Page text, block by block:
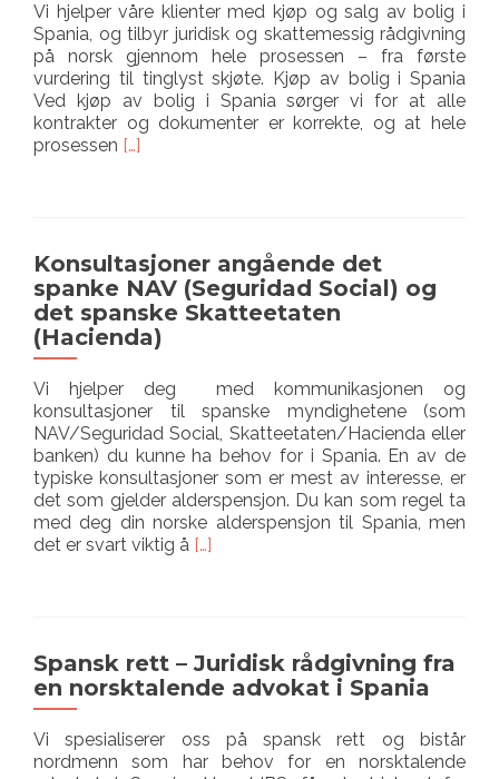
Vi hjelper våre klienter med kjøp og salg av bolig i
Spania, og tilbyr juridisk og skattemessig rådgivning
på norsk gjennom hele prosessen – fra første
vurdering til tinglyst skjøte. Kjøp av bolig i Spania
Ved kjøp av bolig i Spania sørger vi for at alle
kontrakter og dokumenter er korrekte, og at hele
prosessen Les
av
bolig
Spania
[…]
Konsultasjoner angående det
spanke NAV (Seguridad Social) og
det spanske Skatteetaten
(Hacienda)
Vi hjelper deg med kommunikasjonen og
konsultasjoner til spanske myndighetene (som
NAV/Seguridad Social, Skatteetaten/Hacienda eller
banken) du kunne ha behov for i Spania. En av de
typiske konsultasjoner som er mest av interesse, er
det som gjelder alderspensjon. Du kan som regel ta
med deg din norske alderspensjon til Spania, men
det er svart viktig å Les
spanke
NAV
(Seguridad
og
det
[…]
Spansk rett – Juridisk rådgivning fra
en norsktalende advokat i Spania
Vi spesialiserer oss på spansk rett og bistår
nordmenn som har behov for en norsktalende